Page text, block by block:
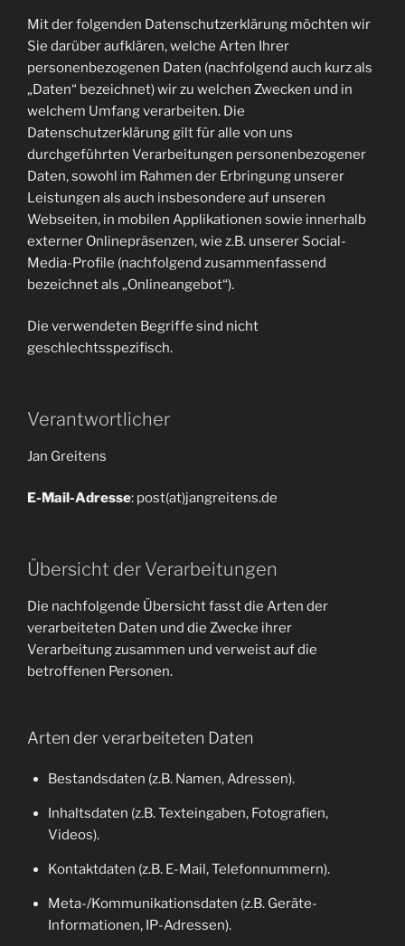
Mit der folgenden Datenschutzerklärung möchten wir
Sie darüber aufklären, welche Arten Ihrer
personenbezogenen Daten (nachfolgend auch kurz als
„Daten“ bezeichnet) wir zu welchen Zwecken und in
welchem Umfang verarbeiten. Die
Datenschutzerklärung gilt für alle von uns
durchgeführten Verarbeitungen personenbezogener
Daten, sowohl im Rahmen der Erbringung unserer
Leistungen als auch insbesondere auf unseren
Webseiten, in mobilen Applikationen sowie innerhalb
externer Onlinepräsenzen, wie z.B. unserer Social-
Media-Profile (nachfolgend zusammenfassend
bezeichnet als „Onlineangebot“).
Die verwendeten Begriffe sind nicht
geschlechtsspezifisch.
Verantwortlicher
Jan Greitens
E-Mail-Adresse: post(at)jangreitens.de
Übersicht der Verarbeitungen
Die nachfolgende Übersicht fasst die Arten der
verarbeiteten Daten und die Zwecke ihrer
Verarbeitung zusammen und verweist auf die
betroffenen Personen.
Arten der verarbeiteten Daten
Bestandsdaten (z.B. Namen, Adressen).
Inhaltsdaten (z.B. Texteingaben, Fotografien,
Videos).
Kontaktdaten (z.B. E-Mail, Telefonnummern).
Meta-/Kommunikationsdaten (z.B. Geräte-
Informationen, IP-Adressen).